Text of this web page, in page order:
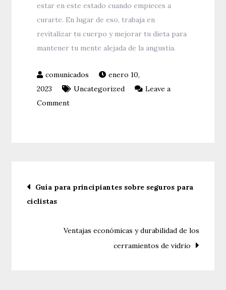
estar en este estado cuando empieces a
curarte. En lugar de eso, trabaja en
revitalizar tu cuerpo y mejorar tu dieta para
mantener tu mente alejada de la angustia.
enero 10,
2023
Uncategorized
Leave a
Commenton
funcionan
Navegación
de
entradas
Guía para principiantes sobre seguros para
ciclistas
Ventajas económicas y durabilidad de los
cerramientos de vidrio